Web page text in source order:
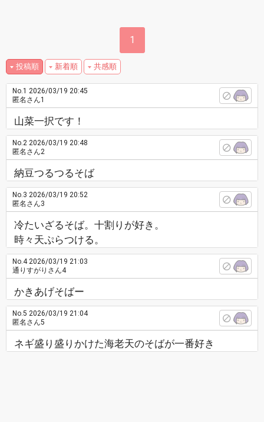
1
投稿順 新着順 共感順
No.1 2026/03/19 20:45
匿名さん1
山菜一択です！
No.2 2026/03/19 20:48
匿名さん2
納豆つるつるそば
No.3 2026/03/19 20:52
匿名さん3
冷たいざるそば。十割りが好き。
時々天ぷらつける。
No.42026/03/19 21:03
通りすがりさん4
かきあげそばー
No.5 2026/03/19 21:04
匿名さん5
ネギ盛り盛りかけた海老天のそばが一番好き